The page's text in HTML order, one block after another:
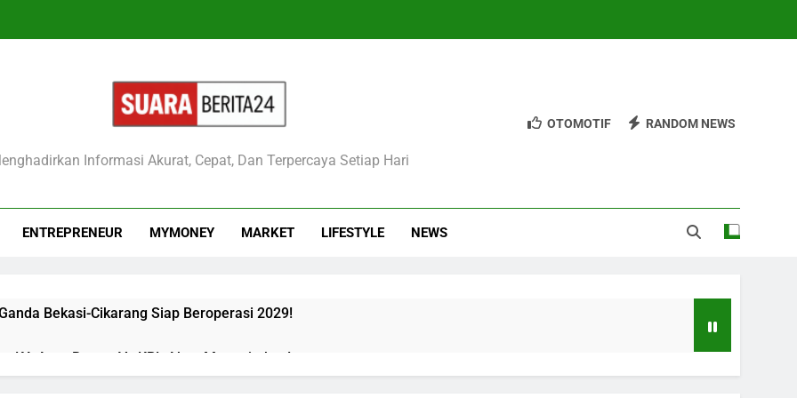
Informasi Akurat, Cepat, Dan Terpercaya Setiap Hari
OTOMOTIF RANDOM NEWS
ENTREPRENEUR MYMONEY MARKET LIFESTYLE NEWS
Bekasi-Cikarang Siap Beroperasi 2029!
KA Argo Bromo Vs KRL Akan Mengejutkan!